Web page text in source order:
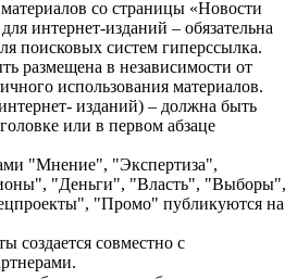
со страницы «Новости
интернет-изданий – обязательна
поисковых систем гиперссылка.
размещена в независимости от
использования материалов.
изданий) – должна быть
или в первом абзаце
"Мнение", "Экспертиза",
"Деньги", "Власть", "Выборы",
"Промо" публикуются на
создается совместно с